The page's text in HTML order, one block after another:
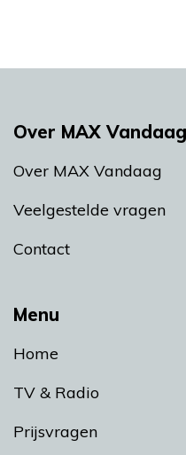
Menu
Home
TV & Radio
Prijsvragen
Over MAX Vandaag
Over MAX Vandaag
Veelgestelde vragen
Contact